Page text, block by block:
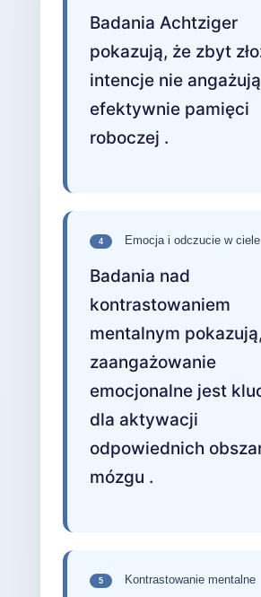
Badania Achtziger
pokazują, że zbyt
intencje nie angażują
efektywnie pamięci
roboczej .
4 Emocja i odczucie w ciele
Badania nad
kontrastowaniem
mentalnym
zaangażowanie
emocjonalne jest
dla aktywacji
odpowiednich
mózgu .
5 Kontrastowanie mentalne